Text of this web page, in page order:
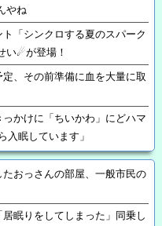
やね
ト「シンクロする夏のスパーク
い☄が登場！
定、その前準備に血を大量に取
っかけに「ちいかわ」にどハマ
入眠しています」
たおっさんの部屋、一般市民の
眠りをしてしまった」同乗し